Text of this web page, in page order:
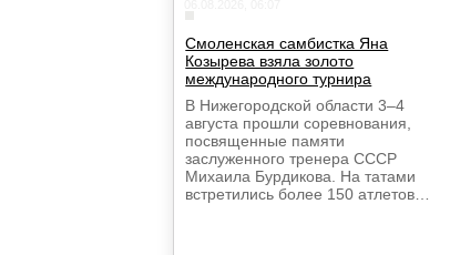
Смоленская самбистка Яна
Козырева взяла золото
международного турнира
В Нижегородской области 3–4
августа прошли соревнования,
посвященные памяти
заслуженного тренера СССР
Михаила Бурдикова. На татами
встретились более 150 атлетов…